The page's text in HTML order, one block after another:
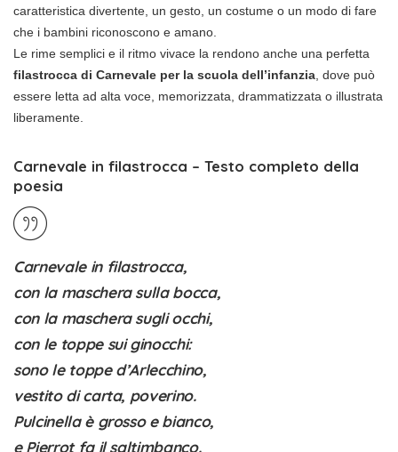
caratteristica divertente, un gesto, un costume o un modo di fare
che i bambini riconoscono e amano.
Le rime semplici e il ritmo vivace la rendono anche una perfetta
filastrocca di Carnevale per la scuola dell’infanzia , dove può
essere letta ad alta voce, memorizzata, drammatizzata o illustrata
liberamente.
Carnevale in filastrocca – Testo completo della
poesia
Carnevale in filastrocca,
con la maschera sulla bocca,
con la maschera sugli occhi,
con le toppe sui ginocchi:
sono le toppe d’Arlecchino,
vestito di carta, poverino.
Pulcinella è grosso e bianco,
e Pierrot fa il saltimbanco.